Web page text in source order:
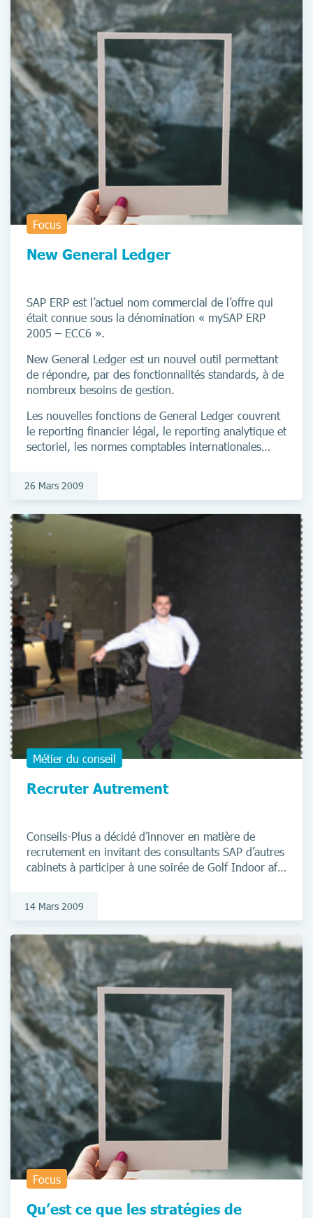
Focus
New General Ledger
SAP ERP est l’actuel nom commercial de l’offre qui
était connue sous la dénomination « mySAP ERP
2005 – ECC6 ».
New General Ledger est un nouvel outil permettant
de répondre, par des fonctionnalités standards, à de
nombreux besoins de gestion.
Les nouvelles fonctions de General Ledger couvrent
le reporting financier légal, le reporting analytique et
sectoriel, les normes comptables internationales
planification.
26 Mars 2009
Métier du conseil
Recruter Autrement
Conseils-Plus a décidé d’innover en matière de
recrutement en invitant des consultants SAP d’autres
cabinets à participer à une soirée de Golf Indoor afin
14 Mars 2009
Focus
Qu’est ce que les stratégies de